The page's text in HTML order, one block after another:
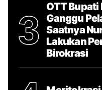
3
OTT Bupati
Ganggu
Saatnya
Lakukan
Birokrasi